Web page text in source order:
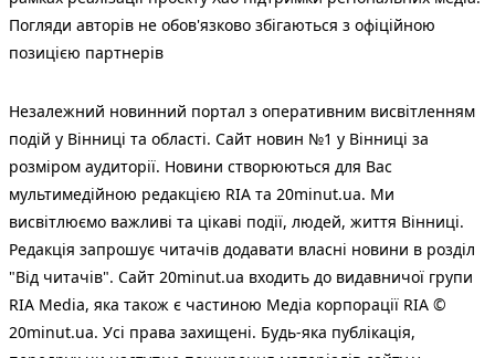
Погляди авторів не обов'язково збігаються з офіційною
позицією партнерів
Незалежний новинний портал з оперативним висвітленням
подій у Вінниці та області. Сайт новин №1 у Вінниці за
розміром аудиторії. Новини створюються для Вас
мультимедійною редакцією RIA та 20minut.ua. Ми
висвітлюємо важливі та цікаві події, людей, життя Вінниці.
Редакція запрошує читачів додавати власні новини в розділ
"Від читачів". Сайт 20minut.ua входить до видавничої групи
RIA Media, яка також є частиною Медіа корпорації RIA ©
20minut.ua. Усі права захищені. Будь-яка публiкацiя,